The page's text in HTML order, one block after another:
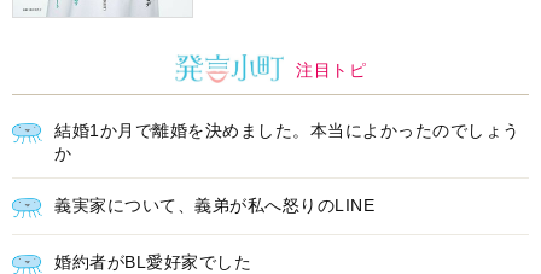
注目トピ
結婚1か月で離婚を決めました。本当によかったのでしょう
か
義実家について、義弟が私へ怒りのLINE
婚約者がBL愛好家でした